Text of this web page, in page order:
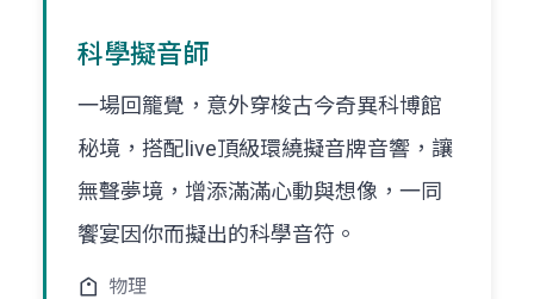
科學擬音師
一場回籠覺，意外穿梭古今奇異科博館
秘境，搭配live頂級環繞擬音牌音響，讓
無聲夢境，增添滿滿心動與想像，一同
饗宴因你而擬出的科學音符。
物理